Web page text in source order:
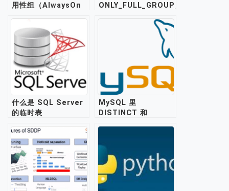
用性组（AlwaysOn
Groups）？
ONLY_FULL_GROUP_BY
什么是 SQL Server
的临时表
表变量
（@TableVariable）
的区别？
MySQL 里
DISTINCT 和